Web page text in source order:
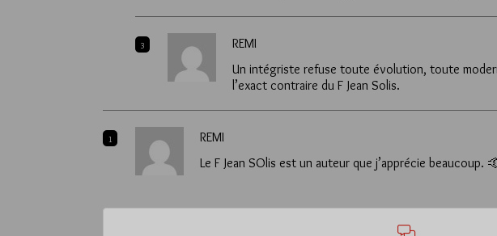
3 REMI
Un intégriste refuse toute évolution, toute
l’exact contraire du F Jean Solis.
1 REMI
Le F Jean SOlis est un auteur que j’apprécie beaucoup.